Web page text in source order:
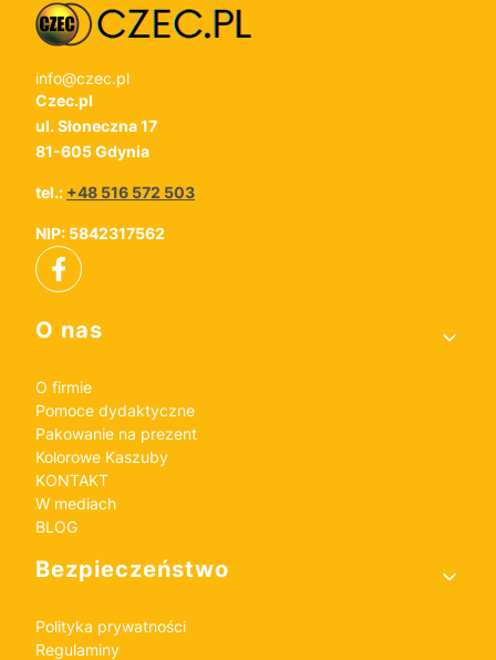
info@czec.pl
Czec.pl
ul. Słoneczna 17
81-605 Gdynia
tel.: +48 516 572 503
NIP: 5842317562
Linki w stopce
O nas
O firmie
Pomoce dydaktyczne
Pakowanie na prezent
Kolorowe Kaszuby
KONTAKT
W mediach
BLOG
Bezpieczeństwo
Polityka prywatności
Regulaminy